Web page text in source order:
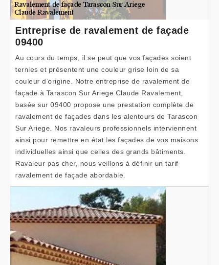
Entreprise de ravalement de façade
09400
Au cours du temps, il se peut que vos façades soient
ternies et présentent une couleur grise loin de sa
couleur d’origine. Notre entreprise de ravalement de
façade à Tarascon Sur Ariege Claude Ravalement,
basée sur 09400 propose une prestation complète de
ravalement de façades dans les alentours de Tarascon
Sur Ariege. Nos ravaleurs professionnels interviennent
ainsi pour remettre en état les façades de vos maisons
individuelles ainsi que celles des grands bâtiments.
Ravaleur pas cher, nous veillons à définir un tarif
ravalement de façade abordable.